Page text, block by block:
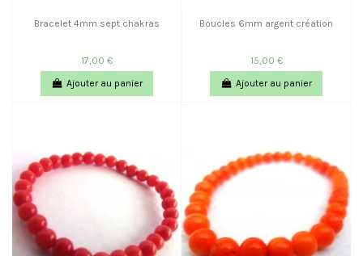
Bracelet 4mm sept chakras
17,00 €
Ajouter au panier
Boucles 6mm argent création
15,00 €
Ajouter au panier